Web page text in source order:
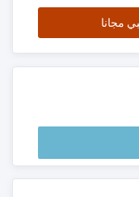
مجانا